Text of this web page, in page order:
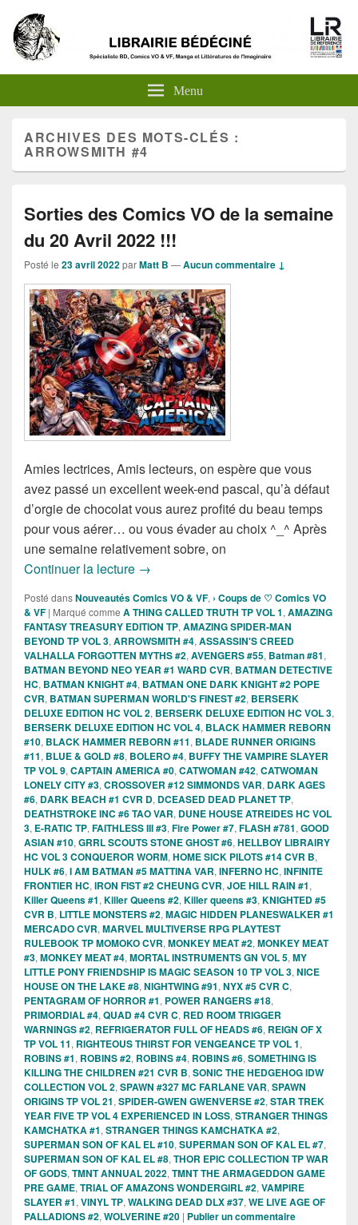
Menu
ARCHIVES DES MOTS-CLÉS :
ARROWSMITH #4
Sorties des Comics VO de la semaine
du 20 Avril 2022 !!!
Posté le 23 avril 2022parMatt B —Aucun commentaire ↓
Amies lectrices, Amis lecteurs, on espère que vous
avez passé un excellent week-end pascal, qu’à défaut
d’orgie de chocolat vous aurez profité du beau temps
pour vous aérer… ou vous évader au choix ^_^ Après
une semaine relativement sobre, on
Continuer la lecture Sorties des Comics VO de la semaine
→
Posté dansNouveautés Comics VO & VF, › Coups de ♡ Comics VO
& VF | Marqué comme A THING CALLED TRUTH TP VOL 1, AMAZING
FANTASY TREASURY EDITION TP, AMAZING SPIDER-MAN
BEYOND TP VOL 3, ARROWSMITH #4, ASSASSIN'S CREED
VALHALLA FORGOTTEN MYTHS #2, AVENGERS #55, Batman #81,
BATMAN BEYOND NEO YEAR #1 WARD CVR, BATMAN DETECTIVE
HC, BATMAN KNIGHT #4, BATMAN ONE DARK KNIGHT #2 POPE
CVR, BATMAN SUPERMAN WORLD'S FINEST #2, BERSERK
DELUXE EDITION HC VOL 2, BERSERK DELUXE EDITION HC VOL 3,
BERSERK DELUXE EDITION HC VOL 4, BLACK HAMMER REBORN
#10, BLACK HAMMER REBORN #11, BLADE RUNNER ORIGINS
#11, BLUE & GOLD #8, BOLERO #4, BUFFY THE VAMPIRE SLAYER
TP VOL 9, CAPTAIN AMERICA #0, CATWOMAN #42, CATWOMAN
LONELY CITY #3, CROSSOVER #12 SIMMONDS VAR, DARK AGES
#6, DARK BEACH #1 CVR D, DCEASED DEAD PLANET TP,
DEATHSTROKE INC #6 TAO VAR, DUNE HOUSE ATREIDES HC VOL
3, E-RATIC TP, FAITHLESS III #3, Fire Power #7, FLASH #781, GOOD
ASIAN #10, GRRL SCOUTS STONE GHOST #6, HELLBOY LIBRAIRY
HC VOL 3 CONQUEROR WORM, HOME SICK PILOTS #14 CVR B,
HULK #6, I AM BATMAN #5 MATTINA VAR, INFERNO HC, INFINITE
FRONTIER HC, IRON FIST #2 CHEUNG CVR, JOE HILL RAIN #1,
Killer Queens #1, Killer Queens #2, Killer queens #3, KNIGHTED #5
CVR B, LITTLE MONSTERS #2, MAGIC HIDDEN PLANESWALKER #1
MERCADO CVR, MARVEL MULTIVERSE RPG PLAYTEST
RULEBOOK TP MOMOKO CVR, MONKEY MEAT #2, MONKEY MEAT
#3, MONKEY MEAT #4, MORTAL INSTRUMENTS GN VOL 5, MY
LITTLE PONY FRIENDSHIP IS MAGIC SEASON 10 TP VOL 3, NICE
HOUSE ON THE LAKE #8, NIGHTWING #91, NYX #5 CVR C,
PENTAGRAM OF HORROR #1, POWER RANGERS #18,
PRIMORDIAL #4, QUAD #4 CVR C, RED ROOM TRIGGER
WARNINGS #2, REFRIGERATOR FULL OF HEADS #6, REIGN OF X
TP VOL 11, RIGHTEOUS THIRST FOR VENGEANCE TP VOL 1,
ROBINS #1, ROBINS #2, ROBINS #4, ROBINS #6, SOMETHING IS
KILLING THE CHILDREN #21 CVR B, SONIC THE HEDGEHOG IDW
COLLECTION VOL 2, SPAWN #327 MC FARLANE VAR, SPAWN
ORIGINS TP VOL 21, SPIDER-GWEN GWENVERSE #2, STAR TREK
YEAR FIVE TP VOL 4 EXPERIENCED IN LOSS, STRANGER THINGS
KAMCHATKA #1, STRANGER THINGS KAMCHATKA #2,
SUPERMAN SON OF KAL EL #10, SUPERMAN SON OF KAL EL #7,
SUPERMAN SON OF KAL EL #8, THOR EPIC COLLECTION TP WAR
OF GODS, TMNT ANNUAL 2022, TMNT THE ARMAGEDDON GAME
PRE GAME, TRIAL OF AMAZONS WONDERGIRL #2, VAMPIRE
SLAYER #1, VINYL TP, WALKING DEAD DLX #37, WE LIVE AGE OF
PALLADIONS #2, WOLVERINE #20 | Publier un commentaire